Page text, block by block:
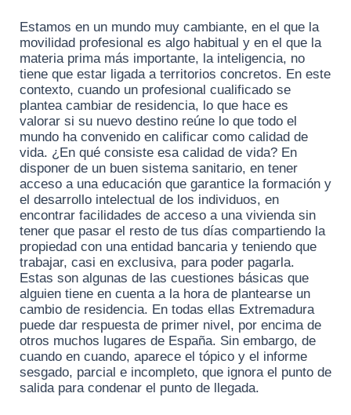
Estamos en un mundo muy cambiante, en el que la
movilidad profesional es algo habitual y en el que la
materia prima más importante, la inteligencia, no
tiene que estar ligada a territorios concretos. En este
contexto, cuando un profesional cualificado se
plantea cambiar de residencia, lo que hace es
valorar si su nuevo destino reúne lo que todo el
mundo ha convenido en calificar como calidad de
vida. ¿En qué consiste esa calidad de vida? En
disponer de un buen sistema sanitario, en tener
acceso a una educación que garantice la formación y
el desarrollo intelectual de los individuos, en
encontrar facilidades de acceso a una vivienda sin
tener que pasar el resto de tus días compartiendo la
propiedad con una entidad bancaria y teniendo que
trabajar, casi en exclusiva, para poder pagarla.
Estas son algunas de las cuestiones básicas que
alguien tiene en cuenta a la hora de plantearse un
cambio de residencia. En todas ellas Extremadura
puede dar respuesta de primer nivel, por encima de
otros muchos lugares de España. Sin embargo, de
cuando en cuando, aparece el tópico y el informe
sesgado, parcial e incompleto, que ignora el punto de
salida para condenar el punto de llegada.